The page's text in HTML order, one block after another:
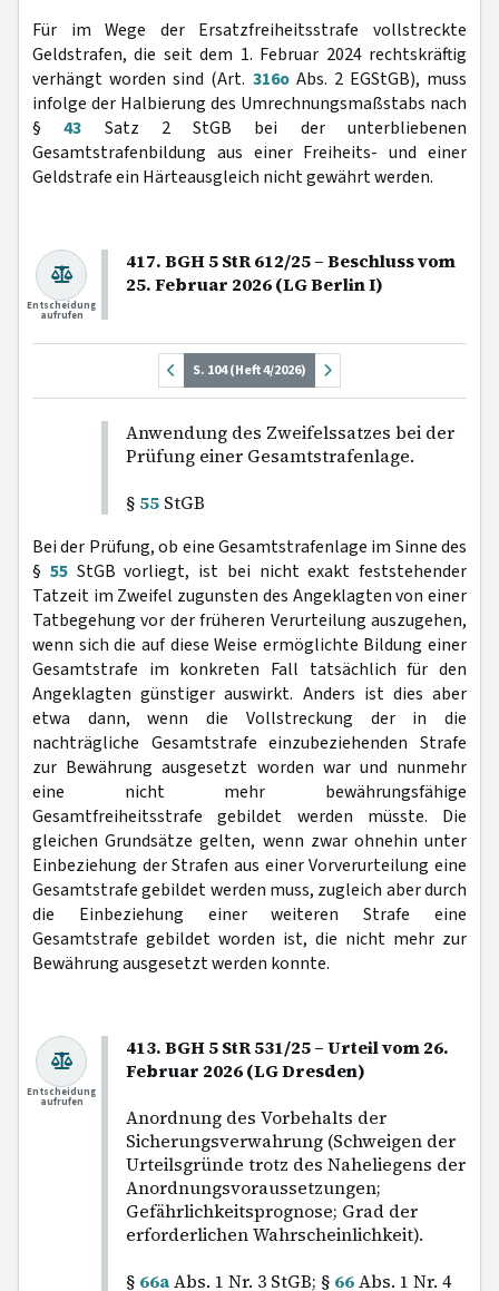
Für im Wege der Ersatzfreiheitsstrafe vollstreckte
Geldstrafen, die seit dem 1. Februar 2024 rechtskräftig
verhängt worden sind (Art. 316oAbs. 2 EGStGB), muss
infolge der Halbierung des Umrechnungsmaßstabs nach
§43 Satz 2 StGB bei der unterbliebenen
Gesamtstrafenbildung aus einer Freiheits- und einer
Geldstrafe ein Härteausgleich nicht gewährt werden.
417. BGH 5 StR 612/25 – Beschluss vom
25. Februar 2026 (LG Berlin I)
Entscheidung
aufrufen
S. 104 (Heft 4/2026)
Anwendung des Zweifelssatzes bei der
Prüfung einer Gesamtstrafenlage.
§ 55 StGB
Bei der Prüfung, ob eine Gesamtstrafenlage im Sinne des
§ 55StGB vorliegt, ist bei nicht exakt feststehender
Tatzeit im Zweifel zugunsten des Angeklagten von einer
Tatbegehung vor der früheren Verurteilung auszugehen,
wenn sich die auf diese Weise ermöglichte Bildung einer
Gesamtstrafe im konkreten Fall tatsächlich für den
Angeklagten günstiger auswirkt. Anders ist dies aber
etwa dann, wenn die Vollstreckung der in die
nachträgliche Gesamtstrafe einzubeziehenden Strafe
zur Bewährung ausgesetzt worden war und nunmehr
eine nicht mehr bewährungsfähige
Gesamtfreiheitsstrafe gebildet werden müsste. Die
gleichen Grundsätze gelten, wenn zwar ohnehin unter
Einbeziehung der Strafen aus einer Vorverurteilung eine
Gesamtstrafe gebildet werden muss, zugleich aber durch
die Einbeziehung einer weiteren Strafe eine
Gesamtstrafe gebildet worden ist, die nicht mehr zur
Bewährung ausgesetzt werden konnte.
413. BGH 5 StR 531/25 – Urteil vom 26.
Februar 2026 (LG Dresden)
Anordnung des Vorbehalts der
Sicherungsverwahrung (Schweigen der
Urteilsgründe trotz des Naheliegens der
Anordnungsvoraussetzungen;
Gefährlichkeitsprognose; Grad der
erforderlichen Wahrscheinlichkeit).
§ 66aAbs. 1 Nr. 3 StGB; § 66Abs. 1 Nr. 4
Entscheidung
aufrufen